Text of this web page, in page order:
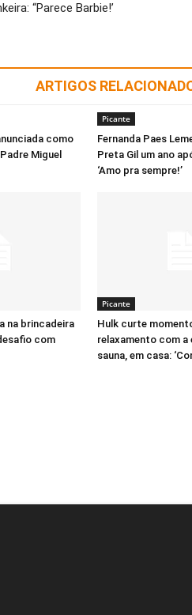
“Parece Barbie!’
ARTIGOS
como
Miguel
Picante
Fernanda Paes
Preta Gil um ano
‘Amo pra sempre!’
na brincadeira
com
Picante
Hulk curte
relaxamento com a
sauna, em casa: